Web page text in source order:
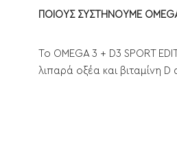
ΠΟΙΟΥΣ ΣΥΣΤΗΝΟΥΜΕ
Το OMEGA 3 + D3 SPORT
λιπαρά οξέα και βιταμίνη